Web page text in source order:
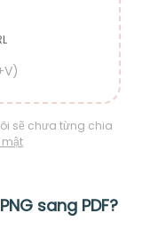
sẽ chưa từng chia
sang PDF?